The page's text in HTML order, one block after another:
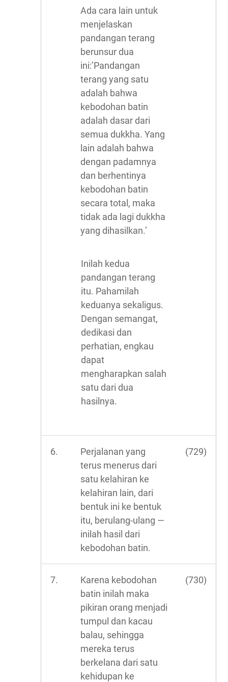
Ada cara lain untuk
menjelaskan
pandangan terang
berunsur dua
ini:’Pandangan
terang yang satu
adalah bahwa
kebodohan batin
adalah dasar dari
semua dukkha. Yang
lain adalah bahwa
dengan padamnya
dan berhentinya
kebodohan batin
secara total, maka
tidak ada lagi dukkha
yang dihasilkan.’
Inilah kedua
pandangan terang
itu. Pahamilah
keduanya sekaligus.
Dengan semangat,
dedikasi dan
perhatian, engkau
dapat
mengharapkan salah
satu dari dua
hasilnya.
6.
Perjalanan yang
terus menerus dari
satu kelahiran ke
kelahiran lain, dari
bentuk ini ke bentuk
itu, berulang-ulang —
inilah hasil dari
kebodohan batin.
(729)
7.
Karena kebodohan
batin inilah maka
pikiran orang menjadi
tumpul dan kacau
balau, sehingga
mereka terus
berkelana dari satu
kehidupan ke
(730)